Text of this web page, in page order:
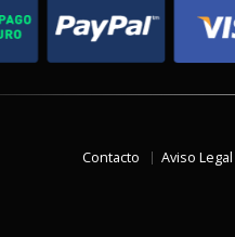
Contacto Aviso Legal